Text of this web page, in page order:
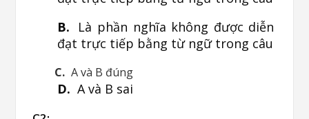
Là phần nghĩa không được diễn
đạt trực tiếp bằng từ ngữ trong câu
A và B đúng
A và B sai